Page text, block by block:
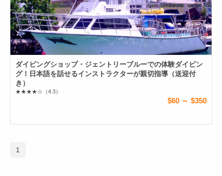
ダイビングショップ・ジェントリーブルーでの体験ダイビン
グ！日本語を話せるインストラクターが親切指導（送迎付
き）
★★★★☆ （4.3）
$60 ～ $350
1